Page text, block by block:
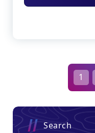
P
s
1
Search